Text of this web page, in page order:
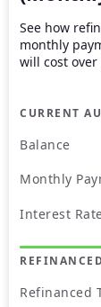
See how
monthly
will cost over
CURRENT
Balance
Monthly
Interest
Refinanced